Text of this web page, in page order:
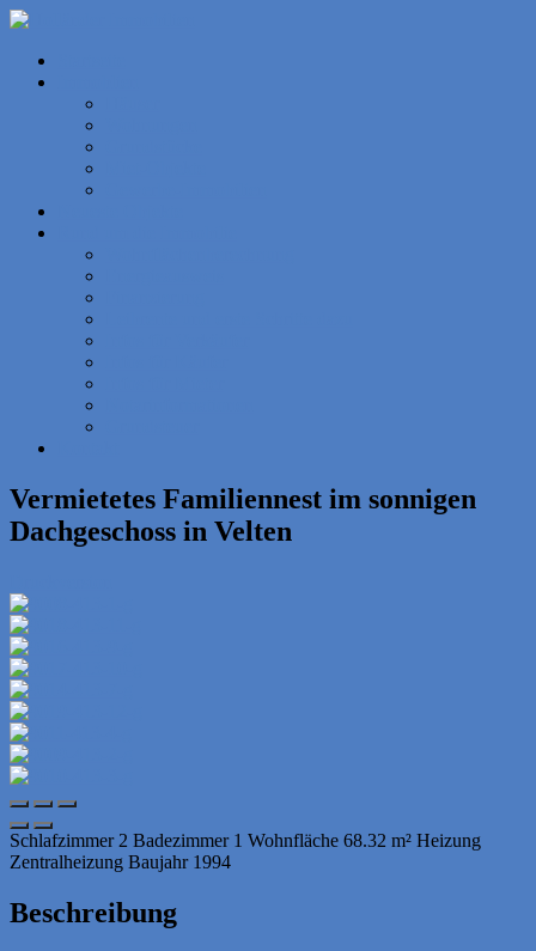
Vermietetes Familiennest im sonnigen
Dachgeschoss in Velten
Schlafzimmer 2 Badezimmer 1 Wohnfläche 68.32 m² Heizung
Zentralheizung Baujahr 1994
Beschreibung